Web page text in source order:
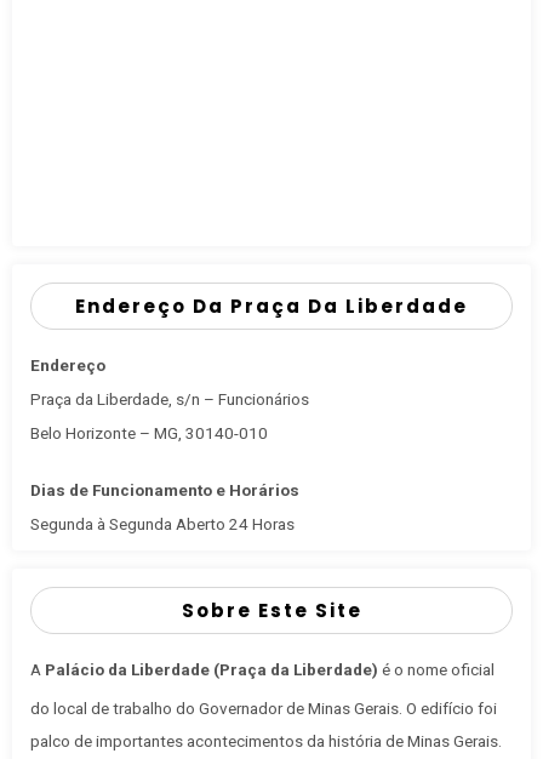
Endereço Da Praça Da Liberdade
Endereço
Praça da Liberdade, s/n – Funcionários
Belo Horizonte – MG, 30140-010
Dias de Funcionamento e Horários
Segunda à Segunda Aberto 24 Horas
Sobre Este Site
A Palácio da Liberdade (Praça da Liberdade) é o nome oficial
do local de trabalho do Governador de Minas Gerais . O edifício foi
palco de importantes acontecimentos da história de Minas Gerais.